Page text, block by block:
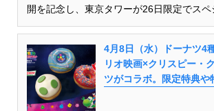
開を記念し、東京タワーが26日限定でス
4月8日（水）ドーナツ4
リオ映画×クリスピー・
ツがコラボ。限定特典や